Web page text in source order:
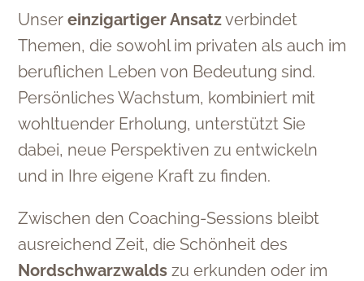
Unser einzigartiger Ansatzverbindet
Themen, die sowohl im privaten als auch im
beruflichen Leben von Bedeutung sind.
Persönliches Wachstum, kombiniert mit
wohltuender Erholung, unterstützt Sie
dabei, neue Perspektiven zu entwickeln
und in Ihre eigene Kraft zu finden.
Zwischen den Coaching-Sessions bleibt
ausreichend Zeit, die Schönheit des
Nordschwarzwalds zu erkunden oder im